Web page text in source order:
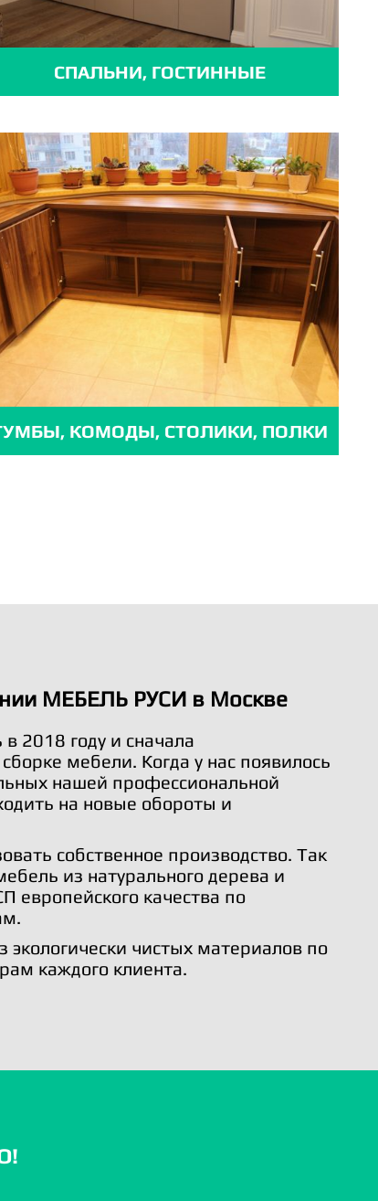
СПАЛЬНИ, ГОСТИННЫЕ
КОМОДЫ, СТОЛИКИ, ПОЛКИ
МЕБЕЛЬ РУСИ в Москве
2018 году и сначала
мебели. Когда у нас появилось
нашей профессиональной
на новые обороты и
собственное производство. Так
из натурального дерева и
европейского качества по
экологически чистых материалов по
каждого клиента.